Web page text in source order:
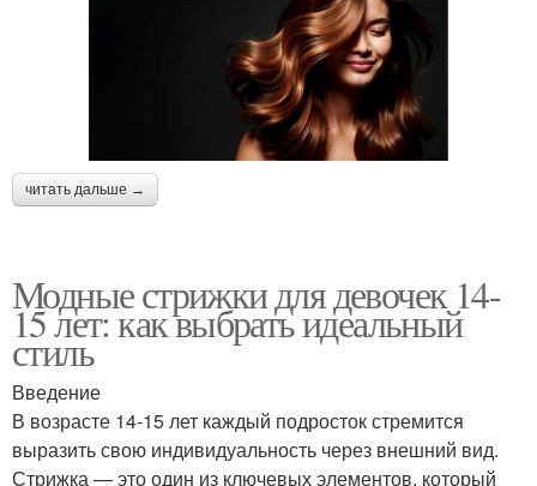
читать дальше →
Модные стрижки для девочек 14-
15 лет: как выбрать идеальный
стиль
Введение
В возрасте 14-15 лет каждый подросток стремится
выразить свою индивидуальность через внешний вид.
Стрижка — это один из ключевых элементов, который